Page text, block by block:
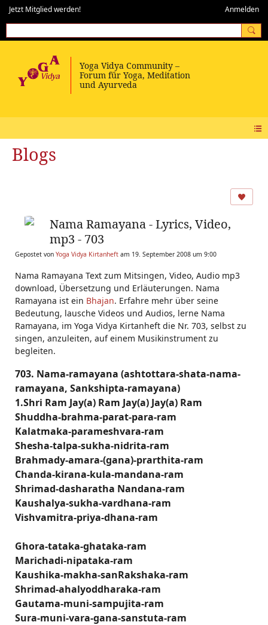
Jetzt Mitglied werden! Anmelden
Blogs
Nama Ramayana - Lyrics, Video,
mp3 - 703
Gepostet von Yoga Vidya Kirtanheft am 19. September 2008 um 9:00
Nama Ramayana Text zum Mitsingen, Video, Audio mp3
download, Übersetzung und Erläuterungen. Nama
Ramayana ist ein Bhajan. Erfahre mehr über seine
Bedeutung, lausche Videos und Audios, lerne Nama
Ramayana, im Yoga Vidya Kirtanheft die Nr. 703, selbst zu
singen, anzuleiten, auf einem Musikinstrument zu
begleiten.
703. Nama-ramayana (ashtottara-shata-nama-
ramayana, Sankshipta-ramayana)
1.Shri Ram Jay(a) Ram Jay(a) Jay(a) Ram
Shuddha-brahma-parat-para-ram
Kalatmaka-parameshvara-ram
Shesha-talpa-sukha-nidrita-ram
Brahmady-amara-(gana)-prarthita-ram
Chanda-kirana-kula-mandana-ram
Shrimad-dasharatha Nandana-ram
Kaushalya-sukha-vardhana-ram
Vishvamitra-priya-dhana-ram
Ghora-tataka-ghataka-ram
Marichadi-nipataka-ram
Kaushika-makha-sanRakshaka-ram
Shrimad-ahalyoddharaka-ram
Gautama-muni-sampujita-ram
Sura-muni-vara-gana-sanstuta-ram